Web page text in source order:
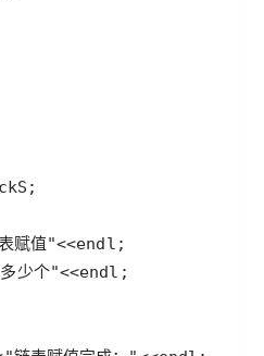
S
赋值"<<endl
少个"<<endl